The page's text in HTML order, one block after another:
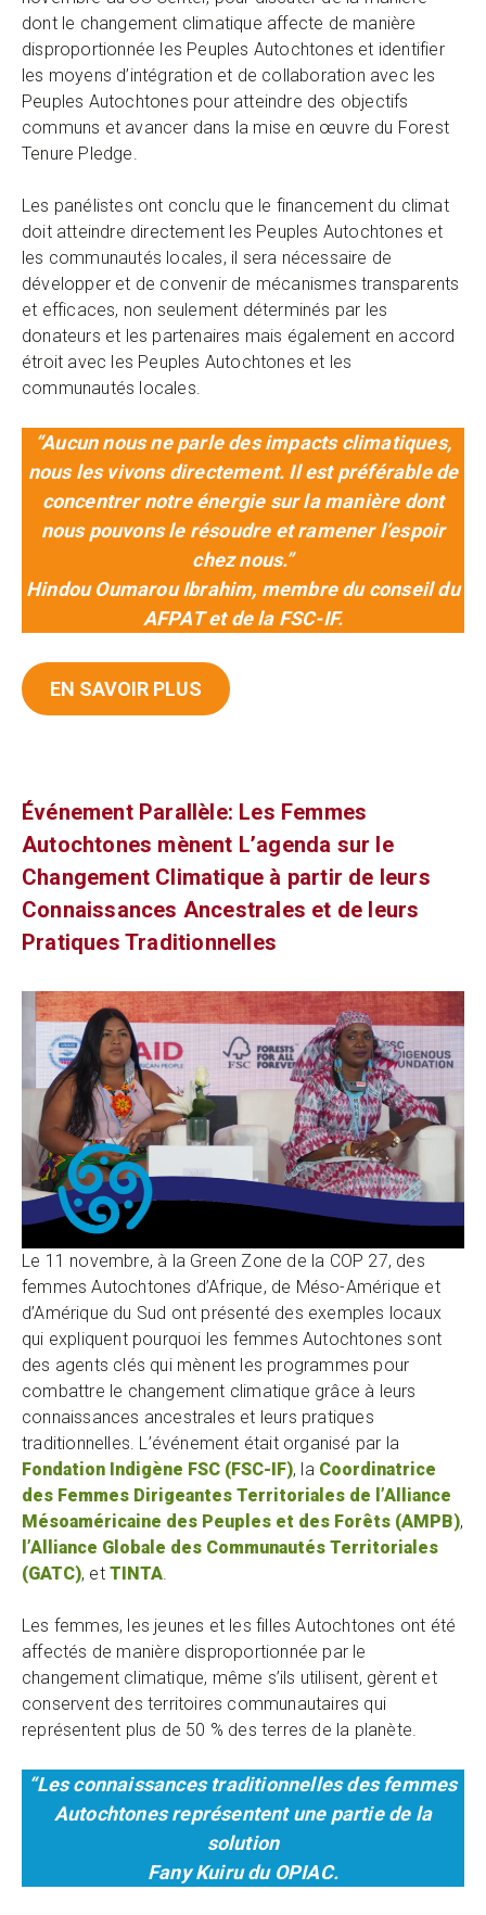
dont le changement climatique affecte de manière
disproportionnée les Peuples Autochtones et identifier
les moyens d’intégration et de collaboration avec les
Peuples Autochtones pour atteindre des objectifs
communs et avancer dans la mise en œuvre du Forest
Tenure Pledge.
Les panélistes ont conclu que le financement du climat
doit atteindre directement les Peuples Autochtones et
les communautés locales, il sera nécessaire de
développer et de convenir de mécanismes transparents
et efficaces, non seulement déterminés par les
donateurs et les partenaires mais également en accord
étroit avec les Peuples Autochtones et les
communautés locales.
“Aucun nous ne parle des impacts climatiques,
nous les vivons directement. Il est préférable de
concentrer notre énergie sur la manière dont
nous pouvons le résoudre et ramener l’espoir
chez nous.”
Hindou Oumarou Ibrahim, membre du conseil du
AFPAT et de la FSC-IF.
EN SAVOIR PLUS
Événement Parallèle: Les Femmes
Autochtones mènent L’agenda sur le
Changement Climatique à partir de leurs
Connaissances Ancestrales et de leurs
Pratiques Traditionnelles
Le 11 novembre, à la Green Zone de la COP 27, des
femmes Autochtones d’Afrique, de Méso-Amérique et
d’Amérique du Sud ont présenté des exemples locaux
qui expliquent pourquoi les femmes Autochtones sont
des agents clés qui mènent les programmes pour
combattre le changement climatique grâce à leurs
connaissances ancestrales et leurs pratiques
traditionnelles. L’événement était organisé par la
Fondation Indigène FSC (FSC-IF), la Coordinatrice
des Femmes Dirigeantes Territoriales de l’Alliance
Mésoaméricaine des Peuples et des Forêts (AMPB),
l’Alliance Globale des Communautés Territoriales
(GATC), et TINTA.
Les femmes, les jeunes et les filles Autochtones ont été
affectés de manière disproportionnée par le
changement climatique, même s’ils utilisent, gèrent et
conservent des territoires communautaires qui
représentent plus de 50 % des terres de la planète.
“Les connaissances traditionnelles des femmes
Autochtones représentent une partie de la
solution
Fany Kuiru du OPIAC.